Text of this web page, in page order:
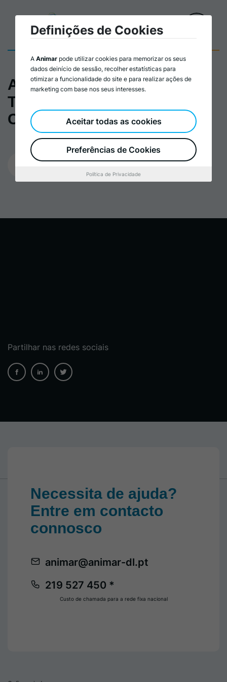
A pobreza em Portugal:
Tendências e Conjeturas |
COLABOR
Partilhar nas redes sociais
Necessita de ajuda?
Entre em contacto
connosco
219 527 450 *
animar@animar-dl.pt
Custo de chamada para a rede fixa nacional
Definições de Cookies
A Animar pode utilizar cookies para memorizar os seus
dados deinício de sessão, recolher estatísticas para
otimizar a funcionalidade do site e para realizar ações de
marketing com base nos seus interesses.
Preferências de Cookies
Aceitar todas as cookies
Política de Privacidade